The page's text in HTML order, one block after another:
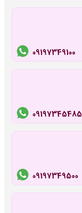
09197349100
09197345485
09197349500